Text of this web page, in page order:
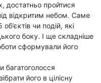
достатньо пройтися
відкритим небом. Саме
чи подій, які
боку. І ще складніше
сформували його
багатоголосся
його в цілісну